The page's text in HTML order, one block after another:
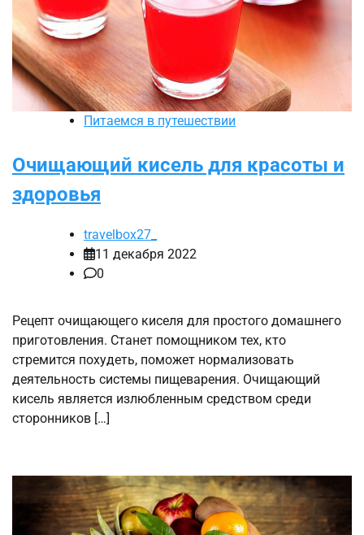
Питаемся в путешествии
Очищающий кисель для красоты и
здоровья
travelbox27_
11 декабря 2022
0
Рецепт очищающего киселя для простого домашнего
приготовления. Станет помощником тех, кто
стремится похудеть, поможет нормализовать
деятельность системы пищеварения. Очищающий
кисель является излюбленным средством среди
сторонников […]